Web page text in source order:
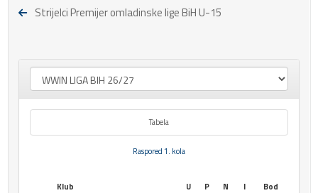
Strijelci Premijer omladinske lige BiH U-15
Tabela
Raspored 1. kola
Klub U P N I
Bod